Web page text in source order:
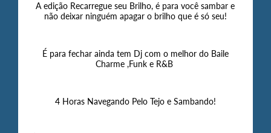
A edição Recarregue seu Brilho, é para você sambar e
não deixar ninguém apagar o brilho que é só seu!
É para fechar ainda tem Dj com o melhor do Baile
Charme ,Funk e R&B
4 Horas Navegando Pelo Tejo e Sambando!